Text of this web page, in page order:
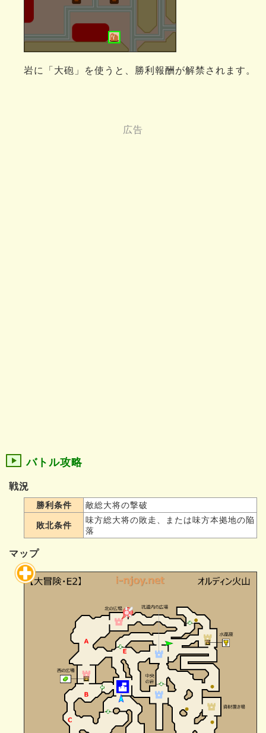
岩に「大砲」を使うと、勝利報酬が解禁されます。
バトル攻略
戦況
勝利条件 敵総大将の撃破
敗北条件
味方総大将の敗走、または味方本拠地の陥
落
マップ